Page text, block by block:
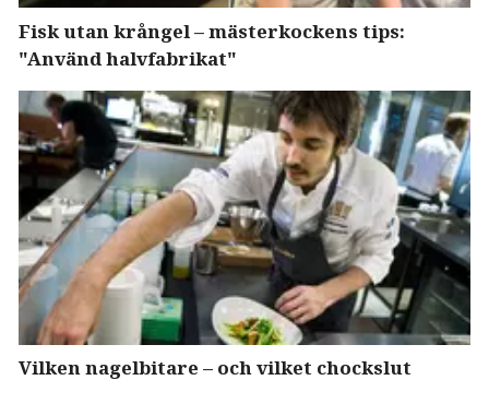
Fisk utan krångel – mästerkockens tips:
"Använd halvfabrikat"
Vilken nagelbitare – och vilket chockslut